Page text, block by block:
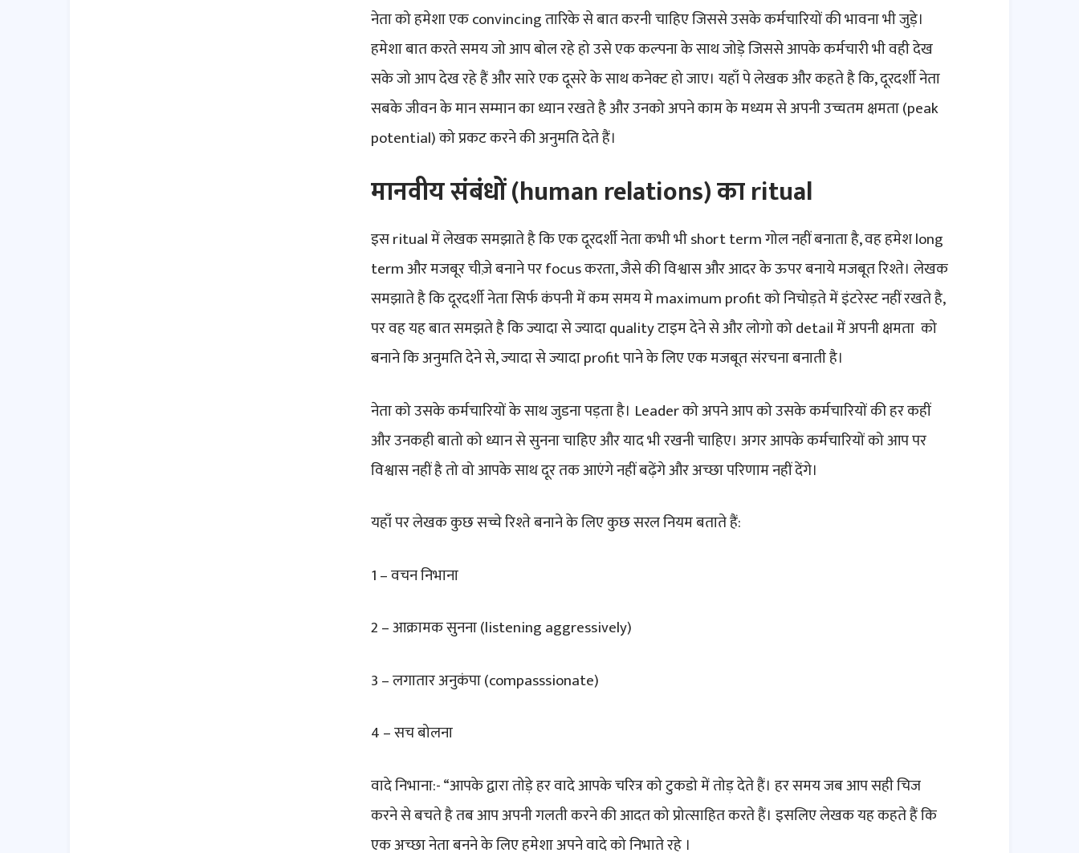
नेता को हमेशा एक convincing तारिके से बात करनी चाहिए जिससे उसके कर्मचारियों की भावना भी जुड़े।
हमेशा बात करते समय जो आप बोल रहे हो उसे एक कल्पना के साथ जोड़े जिससे आपके कर्मचारी भी वही देख
सके जो आप देख रहे हैं और सारे एक दूसरे के साथ कनेक्ट हो जाए। यहाँ पे लेखक और कहते है कि, दूरदर्शी नेता
सबके जीवन के मान सम्मान का ध्यान रखते है और उनको अपने काम के मध्यम से अपनी उच्चतम क्षमता (peak
potential) को प्रकट करने की अनुमति देते हैं।
मानवीय संबंधों (human relations) का ritual
इस ritual में लेखक समझाते है कि एक दूरदर्शी नेता कभी भी short term गोल नहीं बनाता है, वह हमेश long
term और मजबूर चीज़े बनाने पर focus करता, जैसे की विश्वास और आदर के ऊपर बनाये मजबूत रिश्ते। लेखक
समझाते है कि दूरदर्शी नेता सिर्फ कंपनी में कम समय मे maximum profit को निचोड़ते में इंटरेस्ट नहीं रखते है,
पर वह यह बात समझते है कि ज्यादा से ज्यादा quality टाइम देने से और लोगो को detail में अपनी क्षमता को
बनाने कि अनुमति देने से, ज्यादा से ज्यादा profit पाने के लिए एक मजबूत संरचना बनाती है।
नेता को उसके कर्मचारियों के साथ जुडना पड़ता है। Leader को अपने आप को उसके कर्मचारियों की हर कहीं
और उनकही बातो को ध्यान से सुनना चाहिए और याद भी रखनी चाहिए। अगर आपके कर्मचारियों को आप पर
विश्वास नहीं है तो वो आपके साथ दूर तक आएंगे नहीं बढ़ेंगे और अच्छा परिणाम नहीं देंगे।
यहाँ पर लेखक कुछ सच्चे रिश्ते बनाने के लिए कुछ सरल नियम बताते हैं:
1 – वचन निभाना
2 – आक्रामक सुनना (listening aggressively)
3 – लगातार अनुकंपा (compasssionate)
4 – सच बोलना
वादे निभाना:- “आपके द्वारा तोड़े हर वादे आपके चरित्र को टुकडो में तोड़ देते हैं। हर समय जब आप सही चिज
करने से बचते है तब आप अपनी गलती करने की आदत को प्रोत्साहित करते हैं। इसलिए लेखक यह कहते हैं कि
एक अच्छा नेता बनने के लिए हमेशा अपने वादे को निभाते रहे ।